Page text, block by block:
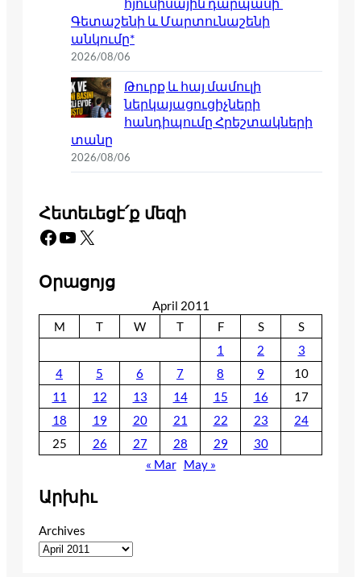
Գետաշենի և Մարտունաշենի
անկումը*
2026/08/06
Թուրք և հայ մամուլի
ներկայացուցիչների
հանդիպումը Հրեշտակների
տանը
2026/08/06
Հետեւեցէ՛ք մեզի
Facebook YouTube X
Օրացոյց
April 2011
M
T W T F S
S
1
2
3
4
5 6 7 8 9
10
11
12 13 14 15 16
17
18
19 20 21 22 23
24
25
26 27 28 29
30
« Mar May »
Արխիւ
Archives